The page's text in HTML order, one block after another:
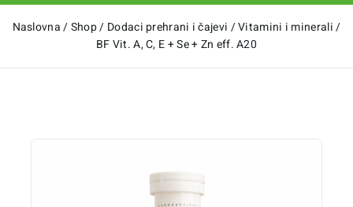
Naslovna /Shop/ Dodaci prehrani i čajevi /Vitamini i minerali/
BF Vit. A, C, E + Se + Zn eff. A20